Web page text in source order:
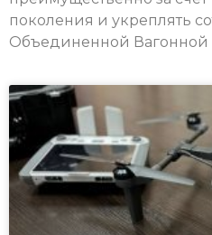
поколения и укреплять
Объединенной Вагонной